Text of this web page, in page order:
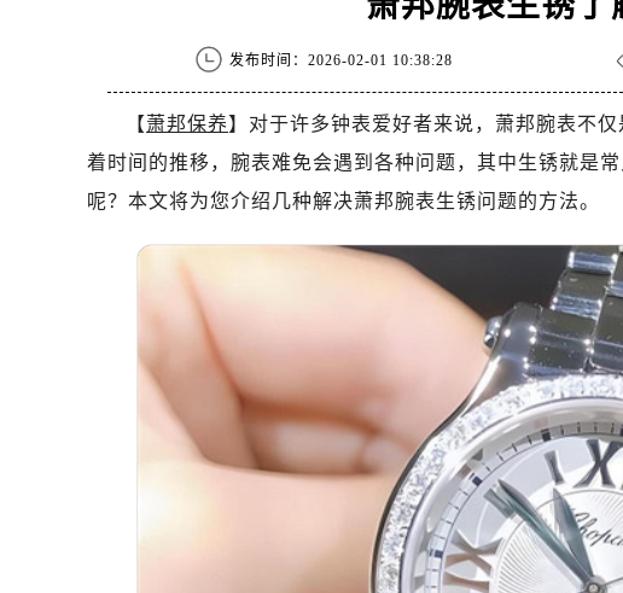
泰州市海陵区永定东路399号置地商务中心东
宁波市江北区大闸南路500号来福士广场办公
金华市金东区东市南街777号金华万达广场4
绍兴市越城区胜利东路379号世茂天际中心写
南昌市红谷滩新区红谷中大道998号绿地双子
济南市历下区经十路11111号华润中心写字楼
广州市天河区天河路230号万菱汇国际中心A
广州市越秀区环市东路371-375号世界贸易中
深圳市罗湖区深南东路5001号华润大厦17层
惠州市惠城区江北文昌一路7号华贸大厦（华
厦门市思明区湖滨东路95号万象城华润大厦B
福州市晋安区竹屿路6号东二环泰禾广场2号楼
成都市锦江区人民东路6号SAC东原中心24层
重庆市江北区观音桥步行街2号融恒时代广场9
长沙市芙蓉区建湘路393号世茂环球金融中心
郑州市二七区民主路10号华润大厦29层2905
发布时间：2026-02-01 10:38:28
【萧邦保养】对于许多钟表爱好者来说，萧邦腕表不
着时间的推移，腕表难免会遇到各种问题，其中生锈就是
呢？本文将为您介绍几种解决萧邦腕表生锈问题的方法。